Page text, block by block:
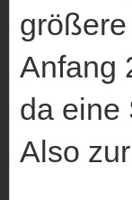
Anfang
da eine
Also